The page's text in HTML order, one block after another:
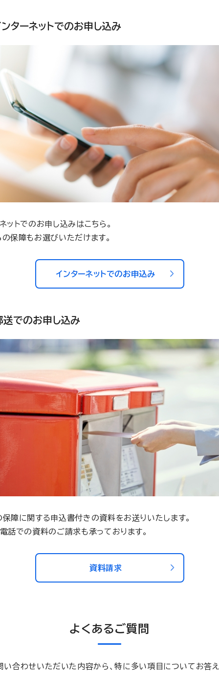
ンターネットでのお申し込み
ットでのお申し込みはこちら。
保障もお選びいただけます。
インターネットでのお申込み
送でのお申し込み
障に関する申込書付きの資料をお送りいたします。
話での資料のご請求も承っております。
資料請求
よくあるご質問
い合わせいただいた内容から、特に多い項目についてお答え